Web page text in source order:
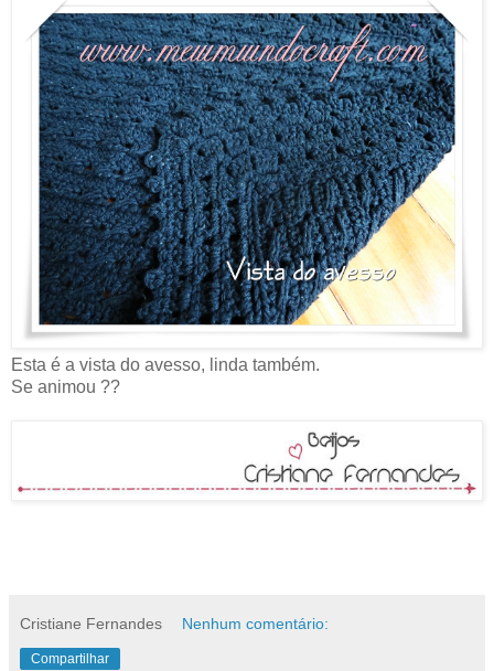
Esta é a vista do avesso, linda também.
Se animou ??
Cristiane Fernandes Nenhum comentário:
Compartilhar